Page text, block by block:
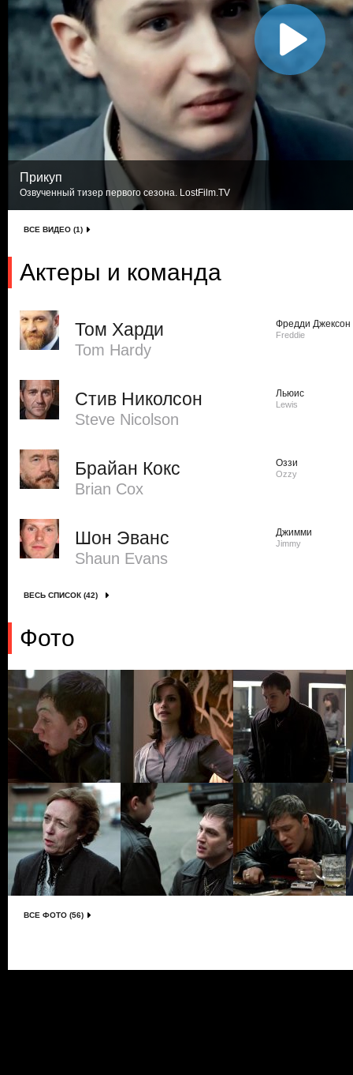
Прикуп
Озвученный тизер первого сезона. LostFilm.TV
ВСЕ ВИДЕО (1)
Актеры и команда
Том Харди
Tom Hardy
Фредди Джексон
Freddie
Стив Николсон
Steve Nicolson
Льюис
Lewis
Брайан Кокс
Brian Cox
Оззи
Ozzy
Шон Эванс
Shaun Evans
Джимми
Jimmy
ВЕСЬ СПИСОК (42)
Фото
ВСЕ ФОТО (56)